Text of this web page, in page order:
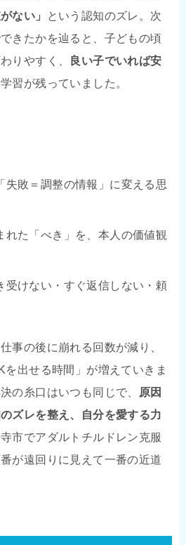
ない」
という認知のズレ。次
きたかを辿ると、子どもの頃
りやすく、
良い子でいれば安
習が残っていました。
失敗＝調整の情報」に変える思
れた「べき」を、本人の価値観
受けない・すぐ返信しない・頼
事の後に崩れる回数が減り、
出せる時間」が増えていきま
の糸口はいつも同じで、
原因
ズレを整え、自分を愛する力
市でアダルトチルドレン克服
が遠回りに見えて一番の近道